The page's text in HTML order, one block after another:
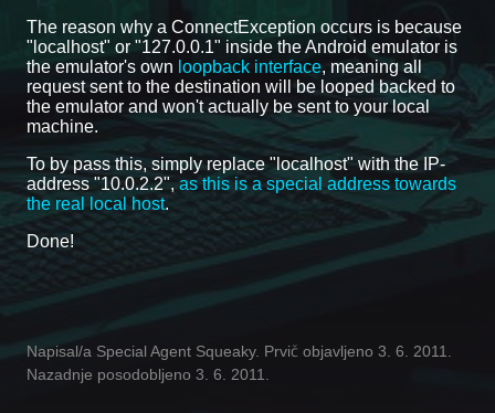
The reason why a ConnectException occurs is because
"localhost" or "127.0.0.1" inside the Android emulator is
the emulator's own loopback interface, meaning all
request sent to the destination will be looped backed to
the emulator and won't actually be sent to your local
machine.
To by pass this, simply replace "localhost" with the IP-
address "10.0.2.2",as this is a special address towards
the real local host.
Done!
Napisal/a Special Agent Squeaky. Prvič objavljeno 3. 6. 2011.
Nazadnje posodobljeno 3. 6. 2011.